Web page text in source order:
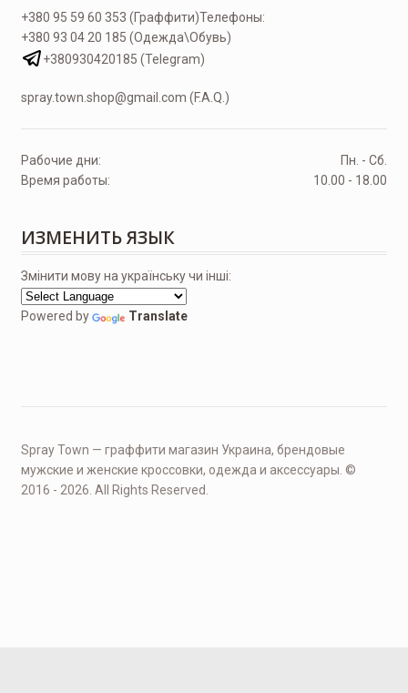
Телефоны:
+380 95 59 60 353 (Граффити)
+380 93 04 20 185 (Одежда\Обувь)
+380930420185 (Telegram)
spray.town.shop@gmail.com (F.A.Q.)
Рабочие дни:
Пн. - Сб.
Время работы:
10.00 - 18.00
ИЗМЕНИТЬ ЯЗЫК
Змінити мову на українську чи інші:
Powered by Translate
Spray Town — граффити магазин Украина, брендовые
мужские и женские кроссовки, одежда и аксессуары. ©
2016 - 2026. All Rights Reserved.